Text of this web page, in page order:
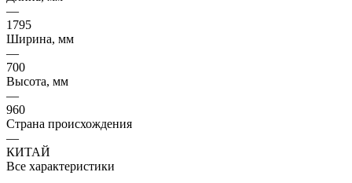
—
1795
Ширина, мм
—
700
Высота, мм
—
960
Страна происхождения
—
КИТАЙ
Все характеристики